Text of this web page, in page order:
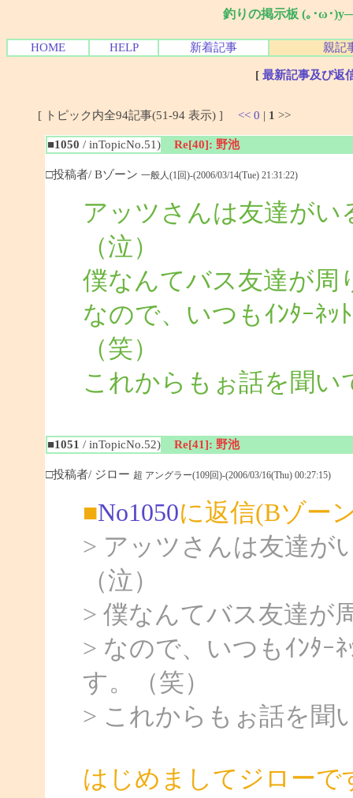
釣りの掲示板 (｡･ω･
HOME HELP 新着記事 親記
[ 最新記事及び返
[ トピック内全94記事(51-94 表示) ] << 0 | 1 >>
■1050 / inTopicNo.51) Re[40]: 野池
□投稿者/ Bゾーン 一般人(1回)-(2006/03/14(Tue) 21:31:22)
アッツさんは友達が
（泣）
僕なんてバス友達が周
なので、いつもｲﾝﾀｰﾈ
（笑）
これからもぉ話を聞い
■1051 / inTopicNo.52) Re[41]: 野池
□投稿者/ ジロー 超 アングラー(109回)-(2006/03/16(Thu) 00:27:15)
■No1050に返信(Bゾー
> アッツさんは友達が
（泣）
> 僕なんてバス友達が
> なので、いつもｲﾝﾀｰ
す。（笑）
> これからもぉ話を聞
はじめましてジローで